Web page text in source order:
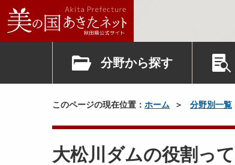
分野から探す
このページの現在位置： ホーム 分野別一覧
大松川ダムの役割っ